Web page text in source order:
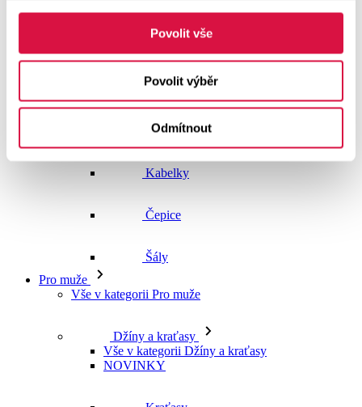
Povolit vše
Povolit výběr
Odmítnout
Boty GEOX
Pásky
Peněženky
Kabelky
Čepice
Šály
Pro muže
Vše v kategorii Pro muže
Džíny a kraťasy
Vše v kategorii Džíny a kraťasy
NOVINKY